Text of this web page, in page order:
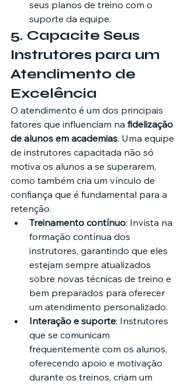
seus planos de treino com o
suporte da equipe.
5. Capacite Seus
Instrutores para um
Atendimento de
Excelência
O atendimento é um dos principais
fatores que influenciam na fidelização
de alunos em academias. Uma equipe
de instrutores capacitada não só
motiva os alunos a se superarem,
como também cria um vínculo de
confiança que é fundamental para a
retenção.
Treinamento contínuo: Invista na
formação contínua dos
instrutores, garantindo que eles
estejam sempre atualizados
sobre novas técnicas de treino e
bem preparados para oferecer
um atendimento personalizado.
Interação e suporte: Instrutores
que se comunicam
frequentemente com os alunos,
oferecendo apoio e motivação
durante os treinos, criam um